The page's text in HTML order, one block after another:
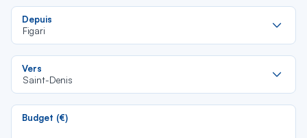
Depuis
Figari
Vers
Saint-Denis
Budget (€)